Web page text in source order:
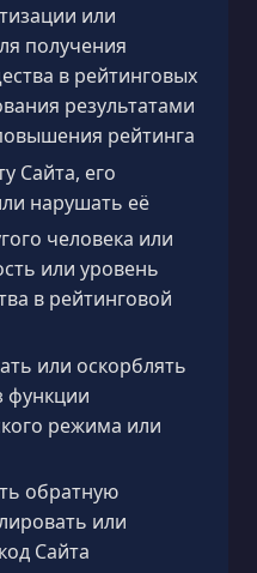
или
получения
в рейтинговых
результатами
рейтинга
Сайта, его
нарушать её
человека или
или уровень
в рейтинговой
или оскорблять
функции
режима или
обратную
или
Сайта